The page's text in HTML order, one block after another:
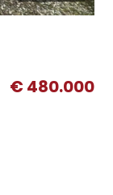
€ 480.000